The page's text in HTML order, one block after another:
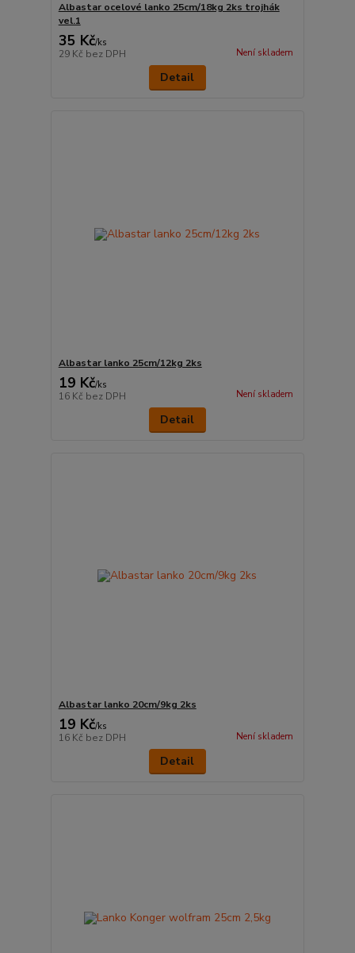
Albastar ocelové lanko 25cm/18kg 2ks trojhák
vel.1
35 Kč/ks
29 Kč bez DPH Není skladem
Detail
Albastar lanko 25cm/12kg 2ks
19 Kč/ks
16 Kč bez DPH Není skladem
Detail
Albastar lanko 20cm/9kg 2ks
19 Kč/ks
16 Kč bez DPH Není skladem
Detail